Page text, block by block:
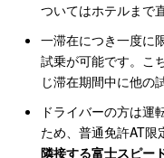
ついてはホテルまで
一滞在につき一度に
試乗が可能です。こ
じ滞在期間中に他の
ドライバーの方は運
ため、普通免許AT限
隣接する富士スピー